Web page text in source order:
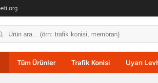
Tüm Ürünler Trafik Konisi Uyarı